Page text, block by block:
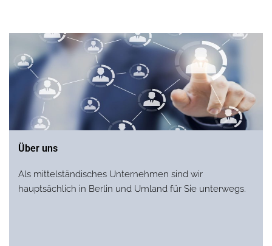
Über uns
Als mittelständisches Unternehmen sind wir
hauptsächlich in Berlin und Umland für Sie unterwegs.